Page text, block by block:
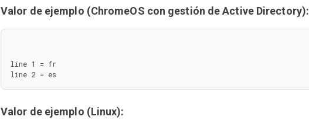
Valor de ejemplo (ChromeOS con gestión de Active Directory):
line 1 = fr
line 2 = es
Valor de ejemplo (Linux):